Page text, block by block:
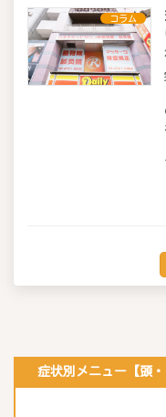
コラム
ペ
ー
症状別メニュー【頭・